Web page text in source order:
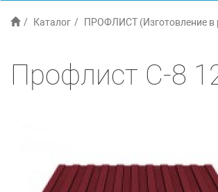
Каталог ПРОФЛИСТ (Изготовление в
Профлист С-8